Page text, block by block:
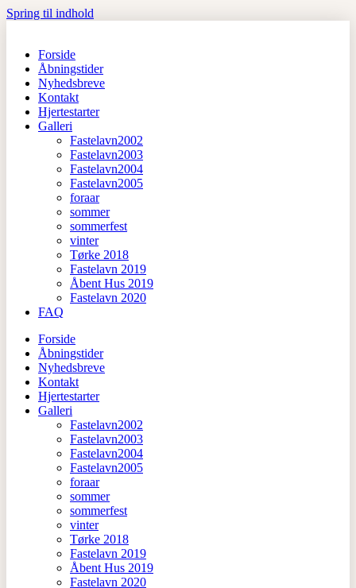
Spring til indhold
Forside
Åbningstider
Nyhedsbreve
Kontakt
Hjertestarter
Galleri
Fastelavn2002
Fastelavn2003
Fastelavn2004
Fastelavn2005
foraar
sommer
sommerfest
vinter
Tørke 2018
Fastelavn 2019
Åbent Hus 2019
Fastelavn 2020
FAQ
Forside
Åbningstider
Nyhedsbreve
Kontakt
Hjertestarter
Galleri
Fastelavn2002
Fastelavn2003
Fastelavn2004
Fastelavn2005
foraar
sommer
sommerfest
vinter
Tørke 2018
Fastelavn 2019
Åbent Hus 2019
Fastelavn 2020